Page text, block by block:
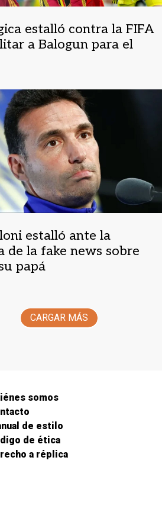
estalló contra la FIFA
a Balogun para el
estalló ante la
de la fake news sobre
papá
CARGAR MÁS
somos
de estilo
de ética
a réplica